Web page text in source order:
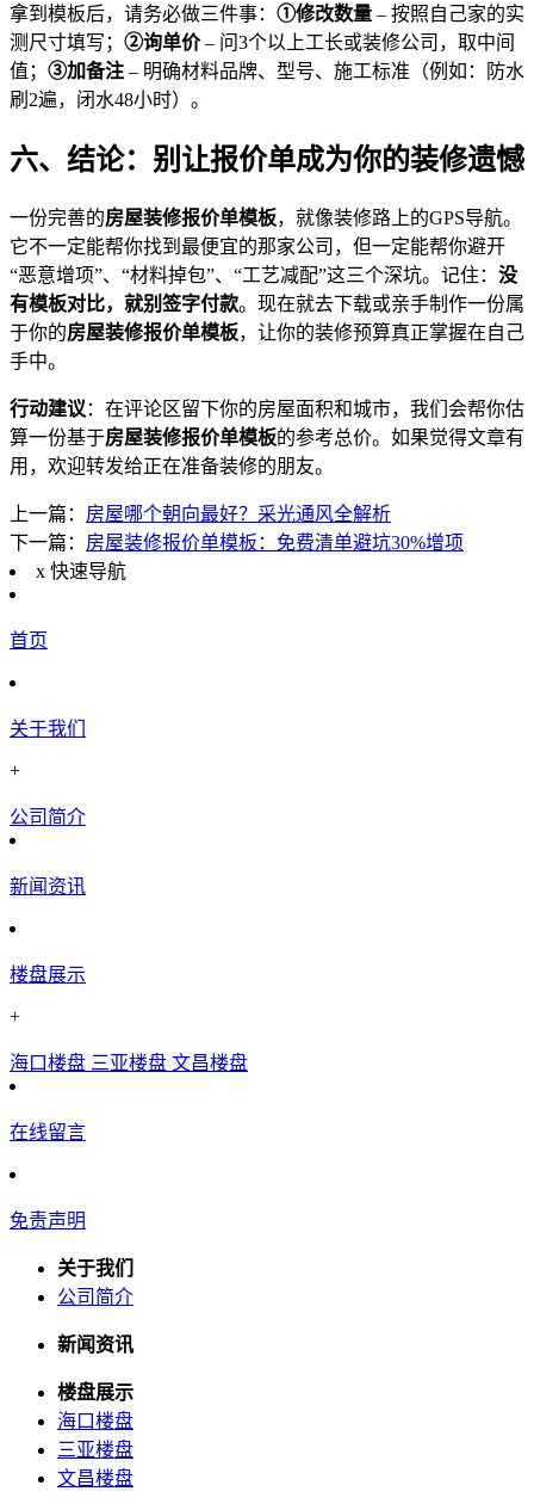
拿到模板后，请务必做三件事： ①修改数量 – 按照自己家的实
测尺寸填写； ②询单价– 问3个以上工长或装修公司，取中间
值； ③加备注 – 明确材料品牌、型号、施工标准（例如：防水
刷2遍，闭水48小时）。
六、结论：别让报价单成为你的装修遗憾
一份完善的房屋装修报价单模板，就像装修路上的GPS导航。
它不一定能帮你找到最便宜的那家公司，但一定能帮你避开
“恶意增项”、“材料掉包”、“工艺减配”这三个深坑。记住： 没
有模板对比，就别签字付款。现在就去下载或亲手制作一份属
于你的房屋装修报价单模板，让你的装修预算真正掌握在自己
手中。
行动建议 ：在评论区留下你的房屋面积和城市，我们会帮你估
算一份基于房屋装修报价单模板的参考总价。如果觉得文章有
用，欢迎转发给正在准备装修的朋友。
上一篇： 房屋哪个朝向最好？采光通风全解析
下一篇： 房屋装修报价单模板：免费清单避坑30%增项
x 快速导航
首页
关于我们
+
公司简介
新闻资讯
楼盘展示
+
海口楼盘 三亚楼盘 文昌楼盘
在线留言
免责声明
关于我们
公司简介
新闻资讯
楼盘展示
海口楼盘
三亚楼盘
文昌楼盘